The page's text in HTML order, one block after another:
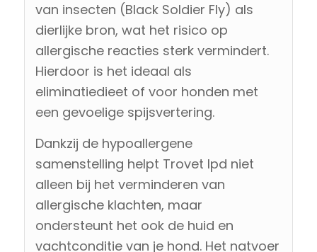
van insecten (Black Soldier Fly) als
dierlijke bron, wat het risico op
allergische reacties sterk vermindert.
Hierdoor is het ideaal als
eliminatiedieet of voor honden met
een gevoelige spijsvertering.
Dankzij de hypoallergene
samenstelling helpt Trovet Ipd niet
alleen bij het verminderen van
allergische klachten, maar
ondersteunt het ook de huid en
vachtconditie van je hond. Het natvoer